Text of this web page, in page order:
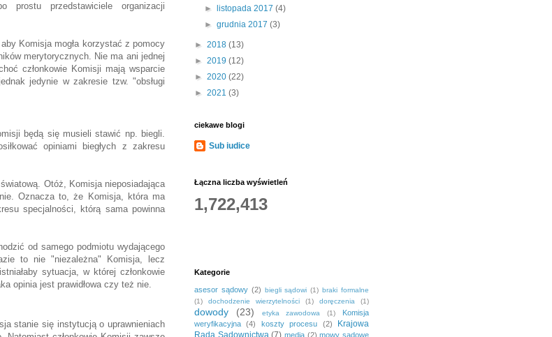
przedstawiciele organizacji
Komisja mogła korzystać z pomocy
merytorycznych. Nie ma ani jednej
członkowie Komisji mają wsparcie
jedynie w zakresie tzw. "obsługi
będą się musieli stawić np. biegli.
opiniami biegłych z zakresu
Otóż, Komisja nieposiadająca
Oznacza to, że Komisja, która ma
specjalności, którą sama powinna
od samego podmiotu wydającego
to nie "niezależna" Komisja, lecz
sytuacja, w której członkowie
opinia jest prawidłowa czy też nie.
stanie się instytucją o uprawnieniach
►
listopada 2017(4)
►grudnia 2017(3)
► 2018 (13)
► 2019 (12)
► 2020 (22)
► 2021 (3)
ciekawe blogi
Sub iudice
Łączna liczba wyświetleń
1,722,413
Kategorie
asesor sądowy (2) biegli sądowi (1) braki formalne
(1)
dochodzenie wierzytelności (1) doręczenia (1)
dowody (23) etyka zawodowa (1)
Komisja
weryfikacyjna
(4) koszty procesu (2)
Krajowa
media (2) mowy sądowe